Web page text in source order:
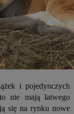
i pojedynczych
nie mają łatwego
się na rynku nowe